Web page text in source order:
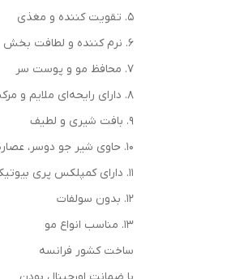
5. تقویت کننده و مغذی
6. نرم کننده و لطافت بخش
7. محافظ مو و پوست سر
8. دارای رایحه‌ای ملایم و مرکباتی
9. بافت شیری و لطیف
10. حاوی شیر جو دوسر، عصاره گل خطمی، روغن کالاندولا و روغن رزماری
11. دارای کمپلکس پری بیوتیک
12. بدون سولفات
13. مناسب انواع مو
ساخت کشور فرانسه